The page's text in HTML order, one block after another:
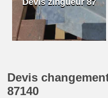
Devis zingueur 87
Devis
87140